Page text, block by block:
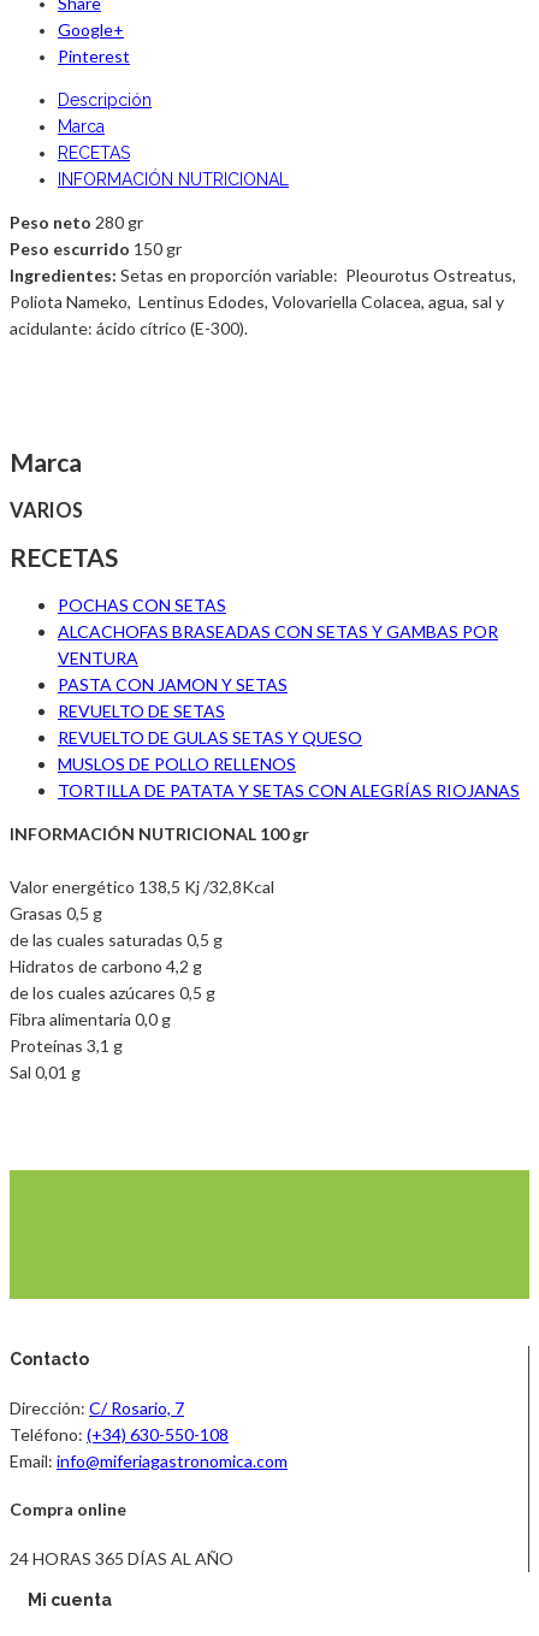
Google+
Pinterest
Descripción
Marca
RECETAS
INFORMACIÓN NUTRICIONAL
Peso neto 280 gr
Peso escurrido 150 gr
Ingredientes: Setas en proporción variable: Pleourotus Ostreatus,
Poliota Nameko, Lentinus Edodes, Volovariella Colacea, agua, sal y
acidulante: ácido cítrico (E-300).
Marca
VARIOS
RECETAS
POCHAS CON SETAS
ALCACHOFAS BRASEADAS CON SETAS Y GAMBAS POR
VENTURA
PASTA CON JAMON Y SETAS
REVUELTO DE SETAS
REVUELTO DE GULAS SETAS Y QUESO
MUSLOS DE POLLO RELLENOS
TORTILLA DE PATATA Y SETAS CON ALEGRÍAS RIOJANAS
INFORMACIÓN NUTRICIONAL 100 gr
Valor energético 138,5 Kj /32,8Kcal
Grasas 0,5 g
de las cuales saturadas 0,5 g
Hidratos de carbono 4,2 g
de los cuales azúcares 0,5 g
Fibra alimentaria 0,0 g
Proteínas 3,1 g
Sal 0,01 g
Contacto
Dirección: C/ Rosario, 7
Teléfono: (+34) 630-550-108
Email: info@miferiagastronomica.com
Compra online
24 HORAS 365 DÍAS AL AÑO
Mi cuenta